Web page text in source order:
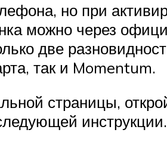
но при
можно через
две
так и Momentum.
страницы,
инструкции.